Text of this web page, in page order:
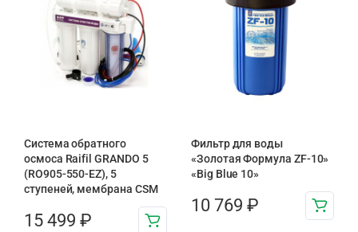
Система обратного
осмоса Raifil GRANDO 5
(RO905-550-EZ), 5
ступеней, мембрана CSM
15 499 ₽
Фильтр для воды
«Золотая Формула ZF-10»
«Big Blue 10»
10 769 ₽